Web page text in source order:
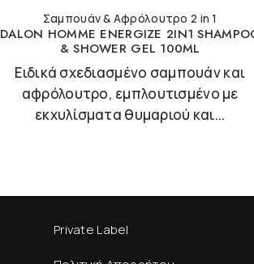
Σαμπουάν & Αφρόλουτρο 2 in 1
DALON HOMME ENERGIZE 2IN1
& SHOWER GEL 100ML
Ειδικά σχεδιασμένο σαμπουάν και
αφρόλουτρο, εμπλουτισμένο με
εκχυλίσματα θυμαριού και...
Private Label